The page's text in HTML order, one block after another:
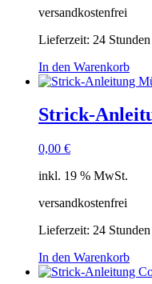
versandkostenfrei
Lieferzeit: 24 Stunden
In den Warenkorb
Strick-
0,00 €
inkl. 19 % MwSt.
versandkostenfrei
Lieferzeit: 24 Stunden
In den Warenkorb